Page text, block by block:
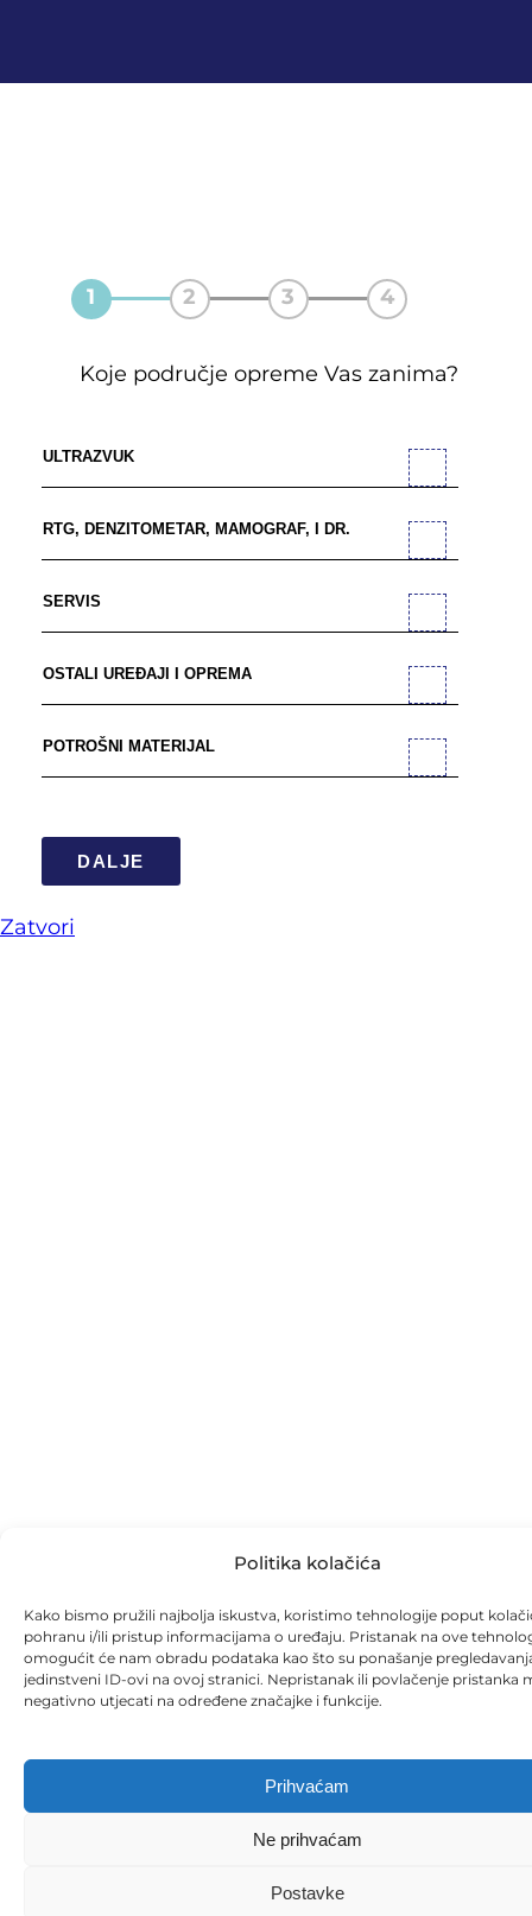
Politika kolačića
Kako bismo pružili najbolja iskustva, koristimo tehnologije poput
pohranu i/ili pristup informacijama o uređaju. Pristanak na ove
omogućit će nam obradu podataka kao što su ponašanje
jedinstveni ID-ovi na ovoj stranici. Nepristanak ili povlačenje pristanka
negativno utjecati na određene značajke i funkcije.
Prihvaćam
Ne prihvaćam
Postavke
Koje područje opreme Vas zanima?
ULTRAZVUK
RTG, DENZITOMETAR, MAMOGRAF, I DR.
SERVIS
OSTALI UREĐAJI I OPREMA
POTROŠNI MATERIJAL
DALJE
Zatvori